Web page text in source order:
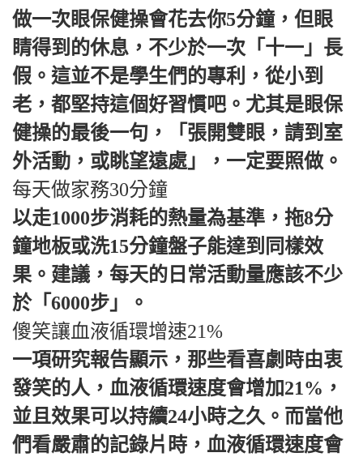
做一次眼保健操會花去你5分鐘，但眼
睛得到的休息，不少於一次「十一」長
假。這並不是學生們的專利，從小到
老，都堅持這個好習慣吧。尤其是眼保
健操的最後一句，「張開雙眼，請到室
外活動，或眺望遠處」，一定要照做。
每天做家務30分鐘
以走1000步消耗的熱量為基準，拖8分
鐘地板或洗15分鐘盤子能達到同樣效
果。建議，每天的日常活動量應該不少
於「6000步」。
傻笑讓血液循環增速21%
一項研究報告顯示，那些看喜劇時由衷
發笑的人，血液循環速度會增加21%，
並且效果可以持續24小時之久。而當他
們看嚴肅的記錄片時，血液循環速度會